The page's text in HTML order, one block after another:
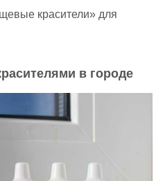
красители» для
в городе